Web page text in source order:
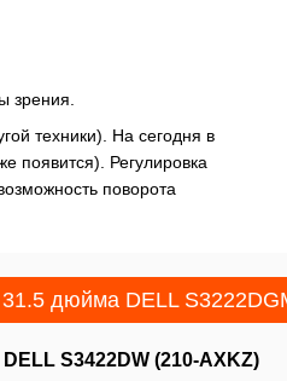
зрения.
техники). На сегодня в
появится). Регулировка
поворота
31.5 дюйма DELL
S3422DW (210-AXKZ)